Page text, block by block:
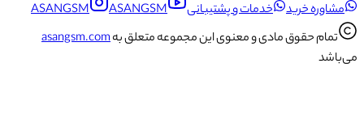
خرید خدمات و پشتیبانی ASANGSM
ASANGSM
تمام حقوق مادی و معنوی این مجموعه متعلق بهasangsm.com